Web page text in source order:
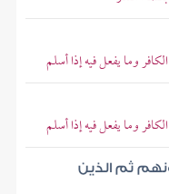
وما يفعل فيه إذا أسلم
وما يفعل فيه إذا أسلم
ثم الذين